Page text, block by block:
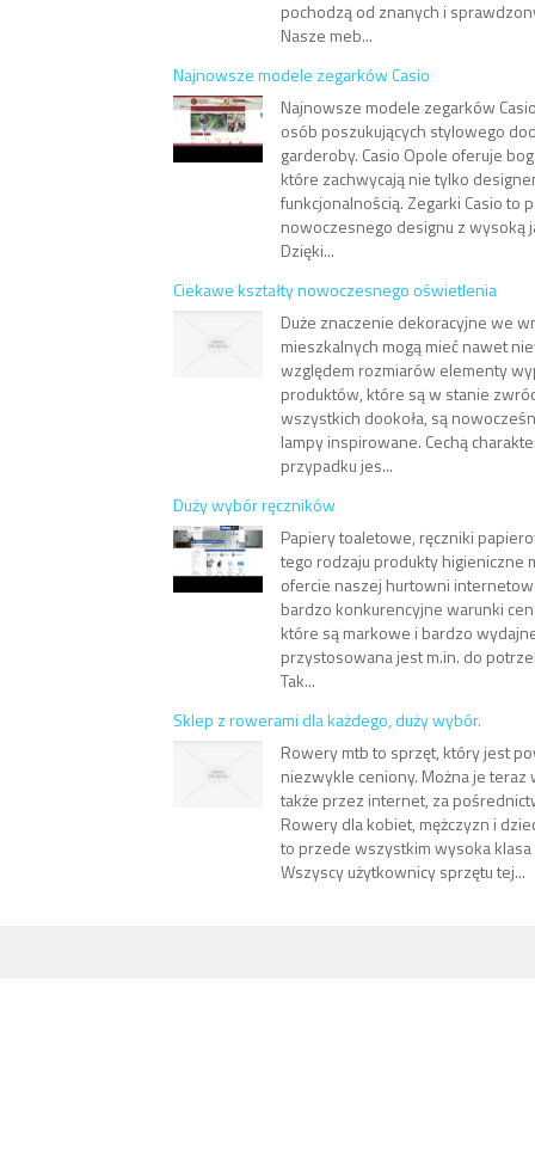
pochodzą od znanych i
Nasze meb...
Najnowsze modele zegarków Casio
Najnowsze modele zegarków
osób poszukujących stylowego
garderoby. Casio Opole oferuje
które zachwycają nie tylko
funkcjonalnością. Zegarki Casio to
nowoczesnego designu z wysoką
Dzięki...
Ciekawe kształty nowoczesnego oświetlenia
Duże znaczenie dekoracyjne we
mieszkalnych mogą mieć nawet
względem rozmiarów elementy
produktów, które są w stanie
wszystkich dookoła, są
lampy inspirowane. Cechą
przypadku jes...
Duży wybór ręczników
Papiery toaletowe, ręczniki
tego rodzaju produkty higieniczne
ofercie naszej hurtowni
bardzo konkurencyjne warunki
które są markowe i bardzo
przystosowana jest m.in. do
Tak...
Sklep z rowerami dla każdego, duży wybór.
Rowery mtb to sprzęt, który jest
niezwykle ceniony. Można je teraz
także przez internet, za
Rowery dla kobiet, mężczyzn i
to przede wszystkim wysoka
Wszyscy użytkownicy sprzętu tej...